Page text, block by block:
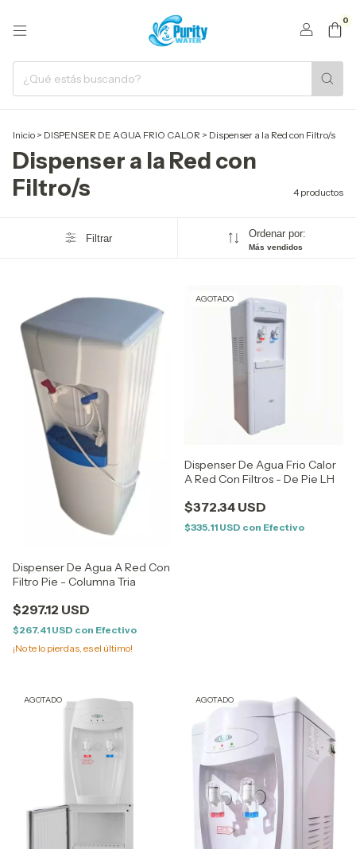
0
Inicio > DISPENSER DE AGUA FRIO CALOR > Dispenser a la Red con Filtro/s
Dispenser a la Red con
Filtro/s
4 productos
Filtrar Ordenar por:
Más vendidos
Dispenser De Agua A Red Con
Filtro Pie - Columna Tria
$297.12 USD
$267.41 USD con Efectivo
¡No te lo pierdas, es el último!
AGOTADO
Dispenser De Agua Frio Calor
A Red Con Filtros - De Pie LH
$372.34 USD
$335.11 USD con Efectivo
AGOTADO AGOTADO